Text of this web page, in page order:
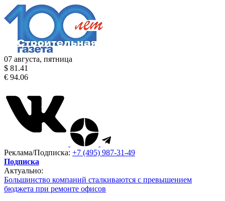
07 августа, пятница
$ 81.41
€ 94.06
Реклама/Подписка: +7 (495) 987-31-49
Подписка
Актуально:
Большинство компаний сталкиваются с превышением
бюджета при ремонте офисов